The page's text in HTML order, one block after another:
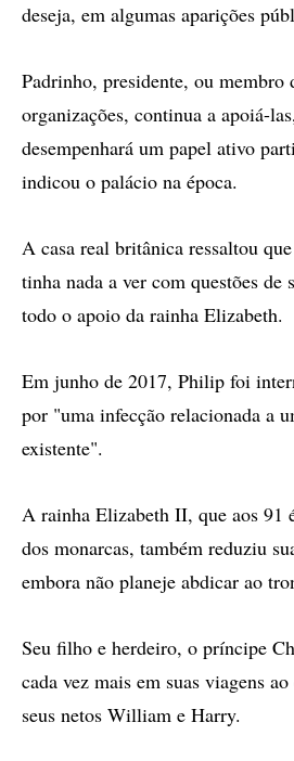
deseja, em algumas aparições
Padrinho, presidente, ou membro
organizações, continua a apoiá-
desempenhará um papel ativo
indicou o palácio na época.
A casa real britânica ressaltou
tinha nada a ver com questões de
todo o apoio da rainha Elizabeth.
Em junho de 2017, Philip foi
por "uma infecção relacionada a
existente".
A rainha Elizabeth II, que aos 91
dos monarcas, também reduziu
embora não planeje abdicar ao
Seu filho e herdeiro, o príncipe
cada vez mais em suas viagens
seus netos William e Harry.